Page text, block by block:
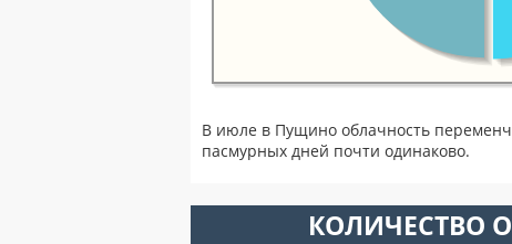
В июле в Пущино облачность
пасмурных дней почти одинаково.
КОЛИЧЕСТВО